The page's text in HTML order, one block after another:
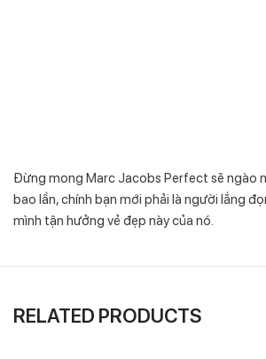
Đừng mong Marc Jacobs Perfect sẽ ngào
bao lần, chính bạn mới phải là người lắng
mình tận hưởng vẻ đẹp này của nó.
RELATED PRODUCTS